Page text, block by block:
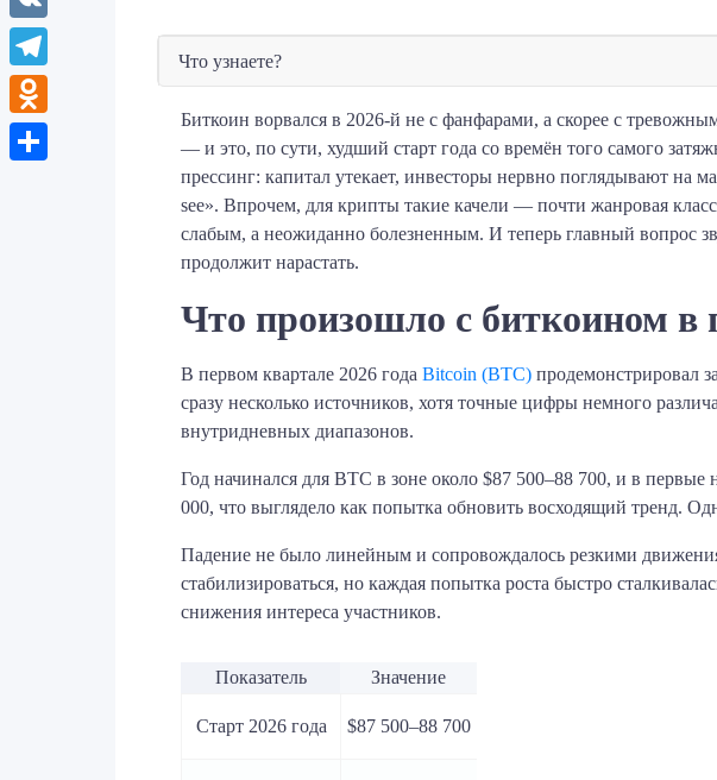
Что узнаете?
Биткоин ворвался в 2026-й не с фанфарами, а скорее с
— и это, по сути, худший старт года со времён того самого
прессинг: капитал утекает, инвесторы нервно поглядывают на
see». Впрочем, для крипты такие качели — почти жанровая
слабым, а неожиданно болезненным. И теперь главный вопрос
продолжит нарастать.
Что произошло с биткоином в
В первом квартале 2026 года Bitcoin (BTC) продемонстрировал
сразу несколько источников, хотя точные цифры немного
внутридневных диапазонов.
Год начинался для BTC в зоне около $87 500–88 700, и в
000, что выглядело как попытка обновить восходящий тренд.
Падение не было линейным и сопровождалось резкими
стабилизироваться, но каждая попытка роста быстро
снижения интереса участников.
Показатель Значение
Старт 2026 года $87 500–88 700
VK
Telegram
Odnoklassniki